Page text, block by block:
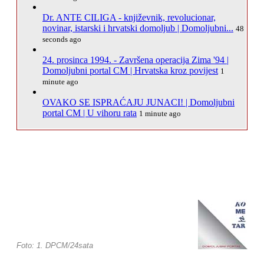
Dr. ANTE CILIGA - književnik, revolucionar,
novinar, istarski i hrvatski domoljub | Domoljubni... 48
seconds ago
24. prosinca 1994. - Završena operacija Zima '94 |
Domoljubni portal CM | Hrvatska kroz povijest 1
minute ago
OVAKO SE ISPRAĆAJU JUNACI! | Domoljubni
portal CM | U vihoru rata 1 minute ago
Foto: 1. DPCM/24sata